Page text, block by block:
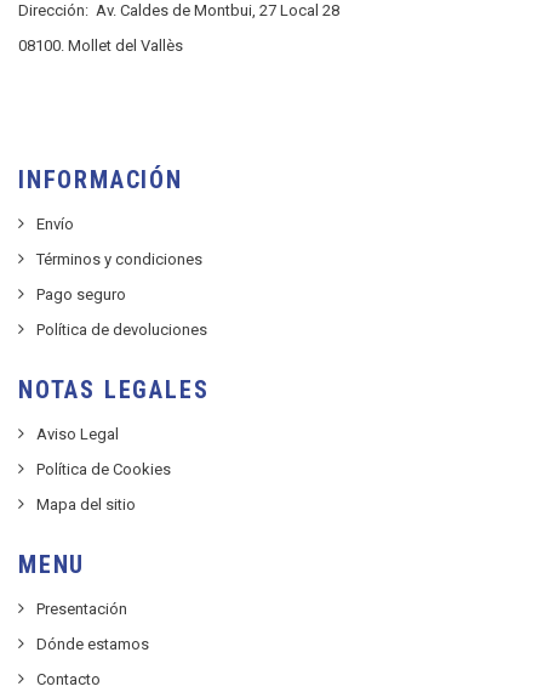
Dirección: Av. Caldes de Montbui, 27 Local 28
08100. Mollet del Vallès
INFORMACIÓN
Envío
Términos y condiciones
Pago seguro
Política de devoluciones
NOTAS LEGALES
Aviso Legal
Política de Cookies
Mapa del sitio
MENU
Presentación
Dónde estamos
Contacto